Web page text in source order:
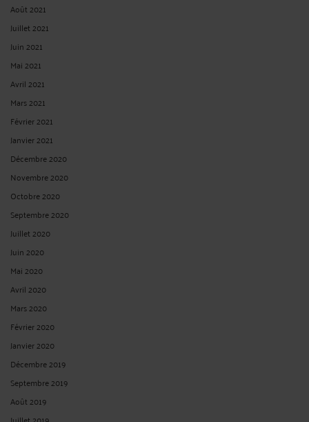
Août 2021
Juillet 2021
Juin 2021
Mai 2021
Avril 2021
Mars 2021
Février 2021
Janvier 2021
Décembre 2020
Novembre 2020
Octobre 2020
Septembre 2020
Juillet 2020
Juin 2020
Mai 2020
Avril 2020
Mars 2020
Février 2020
Janvier 2020
Décembre 2019
Septembre 2019
Août 2019